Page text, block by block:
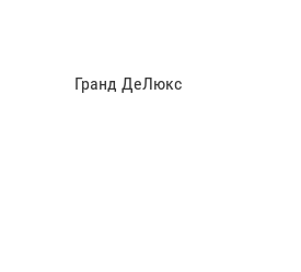
Гранд ДеЛюкс